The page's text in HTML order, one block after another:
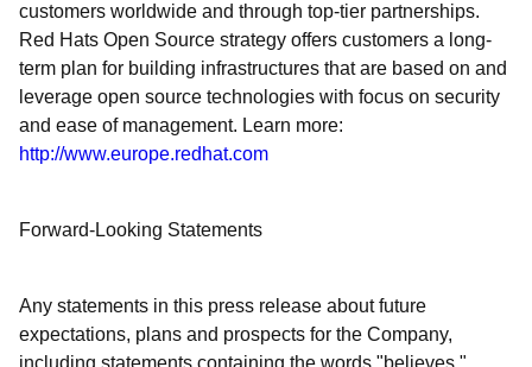
customers worldwide and through top-tier partnerships.
Red Hats Open Source strategy offers customers a long-
term plan for building infrastructures that are based on and
leverage open source technologies with focus on security
and ease of management. Learn more:
http://www.europe.redhat.com
Forward-Looking Statements
Any statements in this press release about future
expectations, plans and prospects for the Company,
including statements containing the words "believes,"